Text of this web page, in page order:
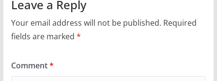
Leave a Reply
Your email address will not be published. Required
fields are marked *
Comment*